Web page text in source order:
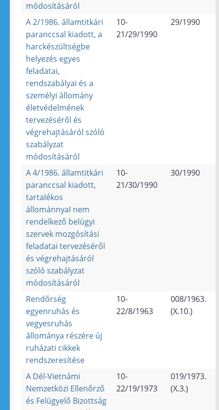
módosításáról
A 2/1986. államtitkári
paranccsal kiadott, a
harckészültségbe
helyezés egyes
feladatai,
rendszabályai és a
személyi állomány
életvédelmének
tervezéséről és
végrehajtásáról szóló
szabályzat
módosításáról
10-
21/29/1990
29/1990
A 4/1986. államtitkári
paranccsal kiadott,
tartalékos
állománnyal nem
rendelkező belügyi
szervek mozgósítási
feladatai tervezéséről
és végrehajtásáról
szóló szabályzat
módosításáról
10-
21/30/1990
30/1990
Rendőrség
egyenruhás és
vegyesruhás
állománya részére új
ruházati cikkek
rendszeresítése
10-
22/8/1963
008/1963.
(X.10.)
A Dél-Vietnámi
Nemzetközi Ellenőrző
és Felügyelő Bizottság
10-
22/19/1973
019/1973.
(X.3.)